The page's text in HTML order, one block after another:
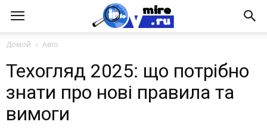
Домой Авто
Техогляд 2025: що потрібно
знати про нові правила та
вимоги